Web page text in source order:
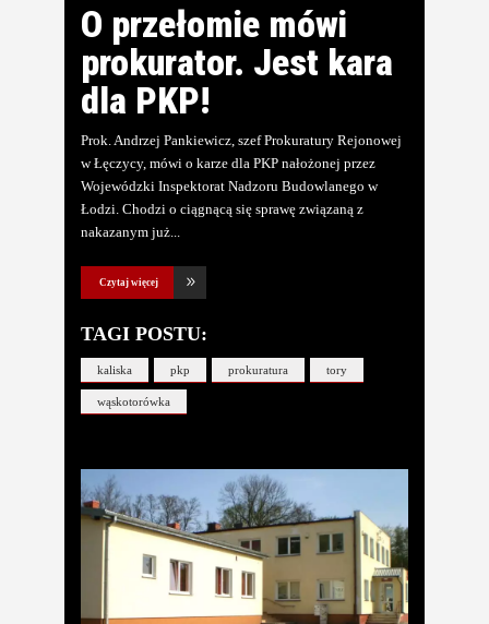
O przełomie mówi
prokurator. Jest kara
dla PKP!
Prok. Andrzej Pankiewicz, szef Prokuratury Rejonowej
w Łęczycy, mówi o karze dla PKP nałożonej przez
Wojewódzki Inspektorat Nadzoru Budowlanego w
Łodzi. Chodzi o ciągnącą się sprawę związaną z
nakazanym już
Czytaj więcej
TAGI POSTU:
kaliska pkp prokuratura tory
wąskotorówka